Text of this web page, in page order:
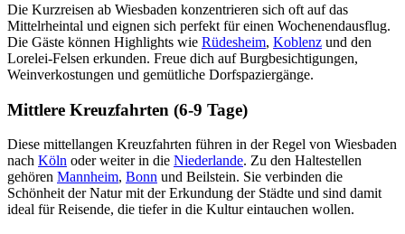
Die Kurzreisen ab Wiesbaden konzentrieren sich oft auf das
Mittelrheintal und eignen sich perfekt für einen Wochenendausflug.
Die Gäste können Highlights wie Rüdesheim, Koblenz und den
Lorelei-Felsen erkunden. Freue dich auf Burgbesichtigungen,
Weinverkostungen und gemütliche Dorfspaziergänge.
Mittlere Kreuzfahrten (6-9 Tage)
Diese mittellangen Kreuzfahrten führen in der Regel von Wiesbaden
nach Köln oder weiter in die Niederlande. Zu den Haltestellen
gehören Mannheim, Bonn und Beilstein. Sie verbinden die
Schönheit der Natur mit der Erkundung der Städte und sind damit
ideal für Reisende, die tiefer in die Kultur eintauchen wollen.